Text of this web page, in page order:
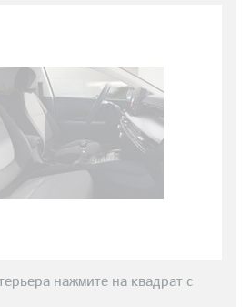
нажмите на квадрат с